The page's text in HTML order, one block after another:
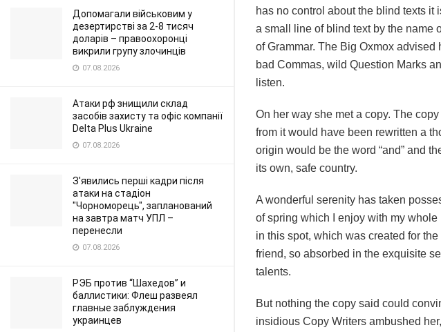
Допомагали військовим у
дезертирстві за 2-8 тисяч
доларів – правоохоронці
викрили групу злочинців
07.08.2026
Атаки рф знищили склад
засобів захисту та офіс компанії
Delta Plus Ukraine
07.08.2026
З'явились перші кадри після
атаки на стадіон
"Чорноморець", запланований
на завтра матч УПЛ –
перенесли
07.08.2026
РЭБ против “Шахедов” и
баллистики: Флеш развеял
главные заблуждения
украинцев
has no control about the blind texts it
a small line of blind text by the name
of Grammar. The Big Oxmox
bad Commas, wild Question Marks
listen.
On her way she met a copy. The
from it would have been rewritten a
origin would be the word “and” and
its own, safe country.
A wonderful serenity has taken
of spring which I enjoy with my
in this spot, which was created for
friend, so absorbed in the exquisite
talents.
But nothing the copy said could
insidious Copy Writers ambushed